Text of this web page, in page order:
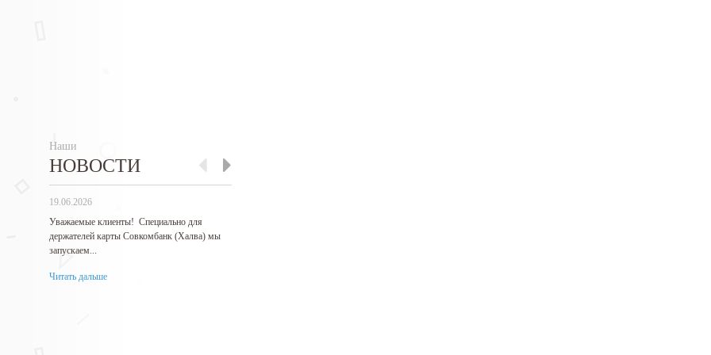
Наши
НОВОСТИ
19.06.2026
Уважаемые клиенты! Специально для
держателей карты Совкомбанк (Халва) мы
запускаем...
Читать дальше